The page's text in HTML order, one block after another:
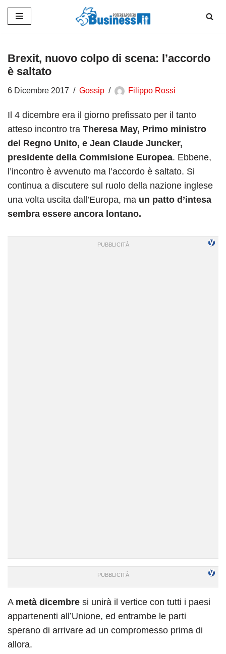
contenuto
Brexit, nuovo colpo di scena: l’accordo
è saltato
6 Dicembre 2017 Gossip Filippo Rossi
Il 4 dicembre era il giorno prefissato per il tanto
atteso incontro tra Theresa May, Primo ministro
del Regno Unito, e Jean Claude Juncker,
presidente della Commisione Europea. Ebbene,
l’incontro è avvenuto ma l’accordo è saltato. Si
continua a discutere sul ruolo della nazione inglese
una volta uscita dall’Europa, ma un patto d’intesa
sembra essere ancora lontano.
A metà dicembre si unirà il vertice con tutti i paesi
appartenenti all’Unione, ed entrambe le parti
sperano di arrivare ad un compromesso prima di
allora.